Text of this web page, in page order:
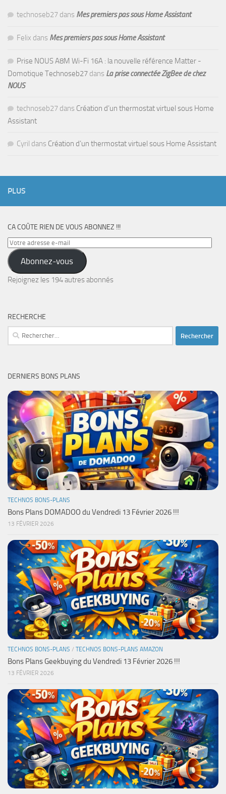
technoseb27 dans Mes premiers pas sous Home Assistant
Felix dans Mes premiers pas sous Home Assistant
Prise NOUS A8M Wi-Fi 16A : la nouvelle référence Matter -
Domotique Technoseb27 dans La prise connectée ZigBee de chez
NOUS
technoseb27 dans Création d’un thermostat virtuel sous Home
Assistant
Cyril dans Création d’un thermostat virtuel sous Home Assistant
PLUS
CA COÛTE RIEN DE VOUS ABONNEZ !!!
Votre
adresse
e-
mail
Abonnez-vous
Rejoignez les 194 autres abonnés
RECHERCHE
Rechercher :
DERNIERS BONS PLANS
TECHNOS BONS-PLANS
Bons Plans DOMADOO du Vendredi 13 Février 2026 !!!
13 FÉVRIER 2026
TECHNOS BONS-PLANS / TECHNOS BONS-PLANS AMAZON
Bons Plans Geekbuying du Vendredi 13 Février 2026 !!!
13 FÉVRIER 2026